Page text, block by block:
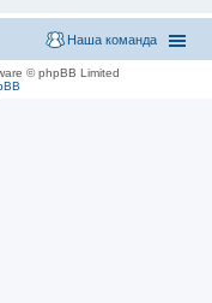
Наша команда
© phpBB Limited